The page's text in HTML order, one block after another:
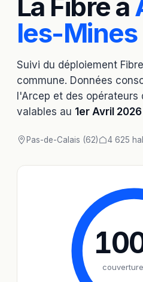
La Fibre à
les-Mines
Suivi du déploiement
commune. Données
l'Arcep et des
valables au 1er Avril 2026
Pas-de-Calais (62) 4 625